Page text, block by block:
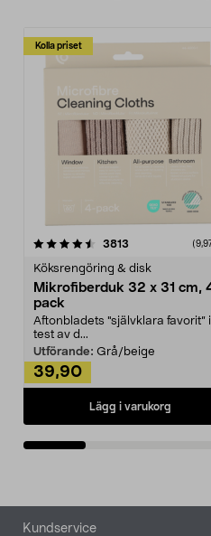
Kolla priset
3813
Köksrengöring & disk
Mikrofiberduk 32 x 31 cm,
pack
Aftonbladets "självklara favorit” i
test av d...
Utförande: Grå/beige
39,90
Lägg i varukorg
4.0av 5 stjärnor
Sidfot
Kundservice